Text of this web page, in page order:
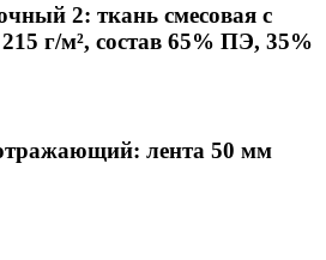
2: ткань смесовая с
г/м², состав 65% ПЭ, 35%
лента 50 мм